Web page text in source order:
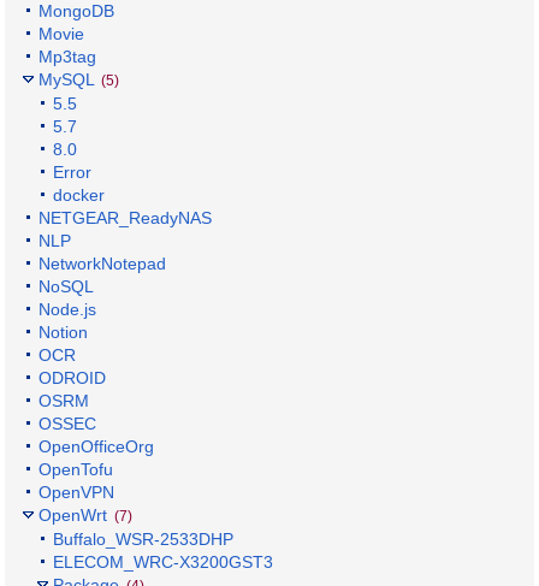
MongoDB
Movie
Mp3tag
MySQL (5)
5.5
5.7
8.0
Error
docker
NETGEAR_ReadyNAS
NLP
NetworkNotepad
NoSQL
Node.js
Notion
OCR
ODROID
OSRM
OSSEC
OpenOfficeOrg
OpenTofu
OpenVPN
OpenWrt (7)
Buffalo_WSR-2533DHP
ELECOM_WRC-X3200GST3